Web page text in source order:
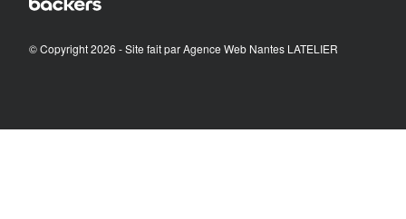
© Copyright 2026 - Site fait parAgence Web Nantes LATELIER